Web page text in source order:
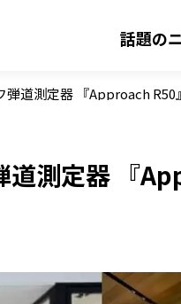
話題の
道測定器 『Approach R50
道測定器 『